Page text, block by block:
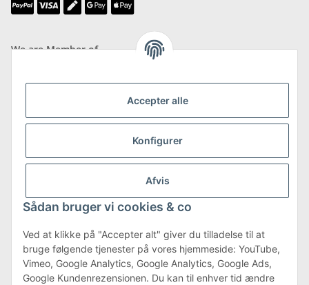
Accepter alle
Konfigurer
Afvis
Sådan bruger vi cookies & co
Ved at klikke på "Accepter alt" giver du tilladelse til at
bruge følgende tjenester på vores hjemmeside: YouTube,
Vimeo, Google Analytics, Google Analytics, Google Ads,
Google Kundenrezensionen. Du kan til enhver tid ændre
We are Member of
more about Shipping & Returns
Terms & Conditions